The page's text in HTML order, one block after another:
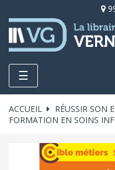
Toggle
navigation
☰
ACCUEIL
RÉUSSIR SON
FORMATION EN SOINS